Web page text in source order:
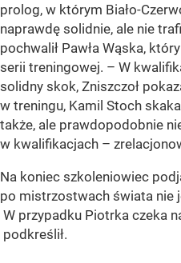
prolog, w którym Biało-
naprawdę solidnie, ale nie
pochwalił Pawła Wąska,
serii treningowej. – W
solidny skok, Zniszczoł
w treningu, Kamil Stoch
także, ale prawdopodobnie
w kwalifikacjach –
Na koniec szkoleniowiec
po mistrzostwach świata nie
W przypadku Piotrka czeka
podkreślił.